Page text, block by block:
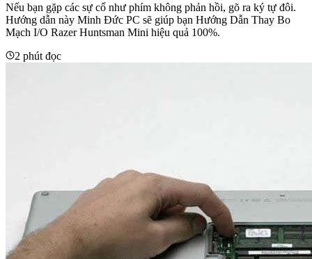
Nếu bạn gặp các sự cố như phím không phản hồi, gõ ra ký tự đôi.
Hướng dẫn này Minh Đức PC sẽ giúp bạn Hướng Dẫn Thay Bo
Mạch I/O Razer Huntsman Mini hiệu quả 100%.
2 phút đọc